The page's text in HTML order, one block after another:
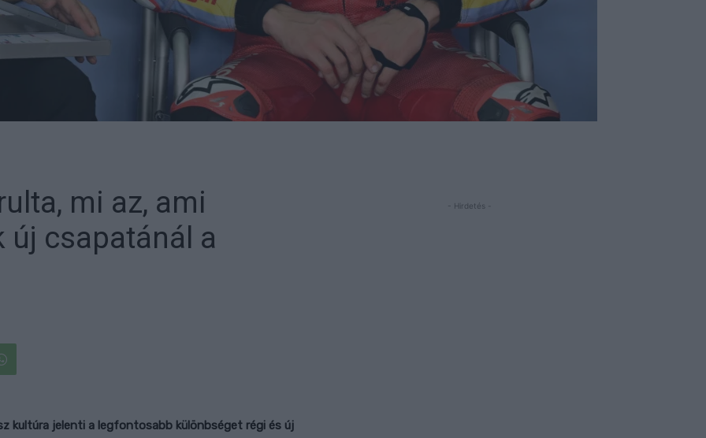
mi az, ami
csapatánál a
kultúra jelenti a legfontosabb különbséget régi és új
- Hirdetés -